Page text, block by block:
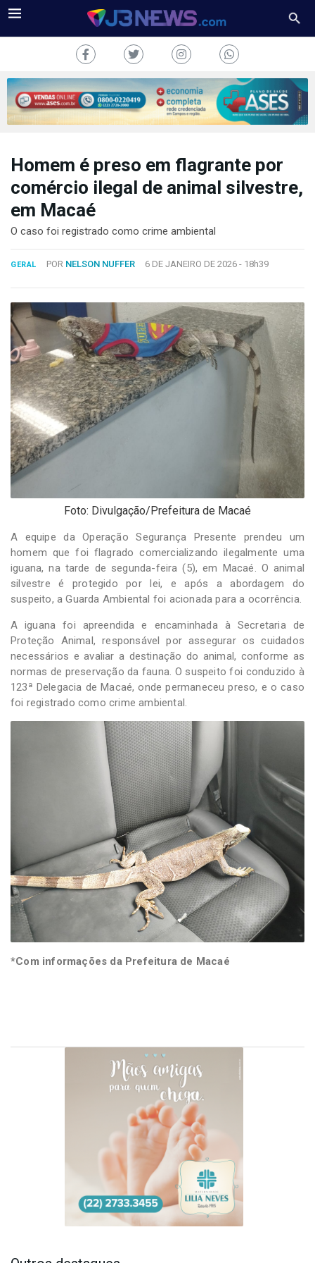
J3NEWS
COLUNAS
CONOSCO
Copyright
2024
Desenvolvido
por
Hesea
Tecnologia
Sistemas
Homem é preso em flagrante por
comércio ilegal de animal silvestre,
em Macaé
O caso foi registrado como crime ambiental
GERAL POR NELSON NUFFER 6 DE JANEIRO DE 2026 - 18h39
Foto: Divulgação/Prefeitura de Macaé
A equipe da Operação Segurança Presente prendeu um
homem que foi flagrado comercializando ilegalmente uma
iguana, na tarde de segunda-feira (5), em Macaé. O animal
silvestre é protegido por lei, e após a abordagem do
suspeito, a Guarda Ambiental foi acionada para a ocorrência.
A iguana foi apreendida e encaminhada à Secretaria de
Proteção Animal, responsável por assegurar os cuidados
necessários e avaliar a destinação do animal, conforme as
normas de preservação da fauna. O suspeito foi conduzido à
123ª Delegacia de Macaé, onde permaneceu preso, e o caso
foi registrado como crime ambiental.
*Com informações da Prefeitura de Macaé